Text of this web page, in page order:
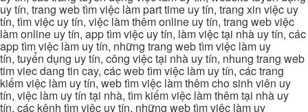
uy tín, trang web tìm việc làm part time uy tín, trang xin việc uy
tín, tìm việc uy tín, việc làm thêm online uy tín, trang web việc
làm online uy tín, app tìm việc uy tín, làm việc tại nhà uy tín, các
app tìm việc làm uy tín, những trang web tìm việc làm uy
tín, tuyển dụng uy tín, công việc tại nhà uy tín, nhung trang web
tim viec dang tin cay, các web tìm việc làm uy tín, các trang
kiếm việc làm uy tín, web tìm việc làm thêm cho sinh viên uy
tín, việc làm uy tín tại nhà, tìm kiếm việc làm thêm tại nhà uy
tín, các kênh tìm việc uy tín, những web tìm việc làm uy